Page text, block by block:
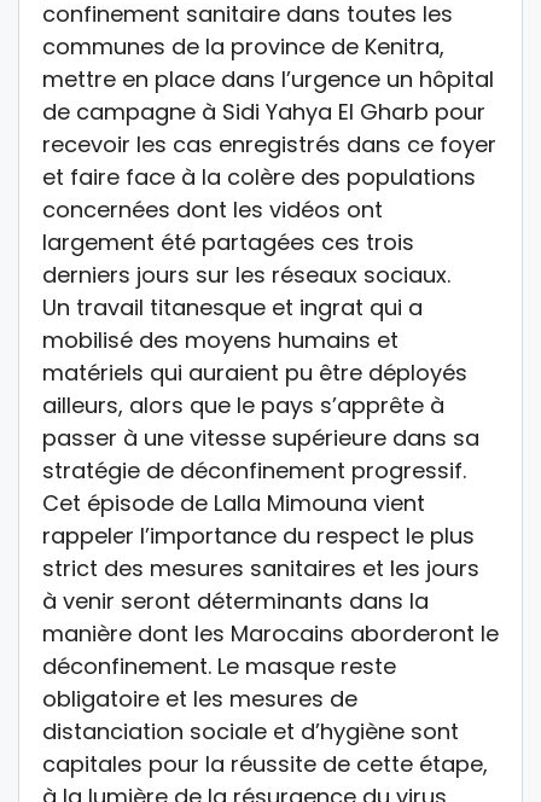
confinement sanitaire dans toutes les
communes de la province de Kenitra,
mettre en place dans l’urgence un hôpital
de campagne à Sidi Yahya El Gharb pour
recevoir les cas enregistrés dans ce foyer
et faire face à la colère des populations
concernées dont les vidéos ont
largement été partagées ces trois
derniers jours sur les réseaux sociaux.
Un travail titanesque et ingrat qui a
mobilisé des moyens humains et
matériels qui auraient pu être déployés
ailleurs, alors que le pays s’apprête à
passer à une vitesse supérieure dans sa
stratégie de déconfinement progressif.
Cet épisode de Lalla Mimouna vient
rappeler l’importance du respect le plus
strict des mesures sanitaires et les jours
à venir seront déterminants dans la
manière dont les Marocains aborderont le
déconfinement. Le masque reste
obligatoire et les mesures de
distanciation sociale et d’hygiène sont
capitales pour la réussite de cette étape,